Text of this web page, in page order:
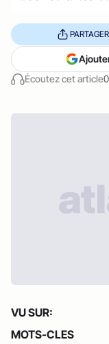
Écoutez cet article
PARTAGER
VU SUR:
MOTS-CLES